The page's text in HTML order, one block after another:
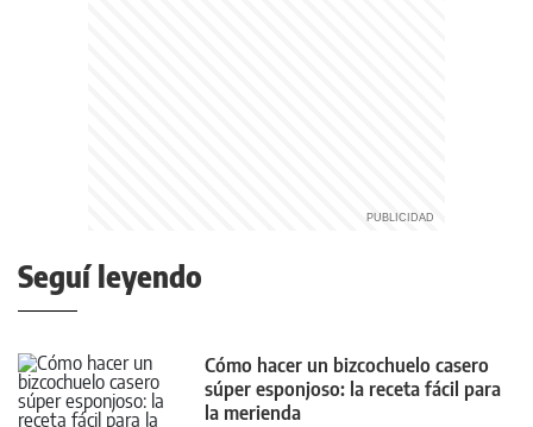
Seguí leyendo
Cómo hacer un bizcochuelo casero
súper esponjoso: la receta fácil para
la merienda